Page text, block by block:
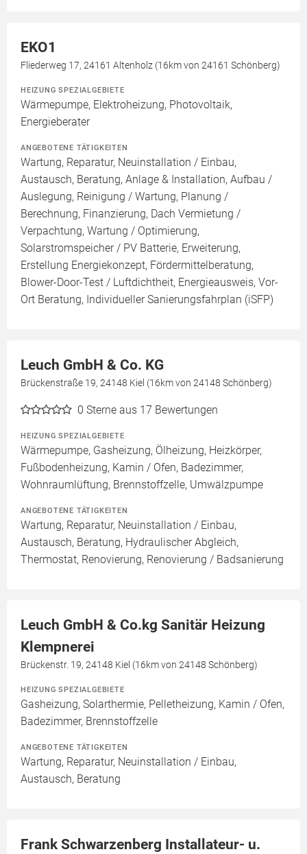
EKO1
Fliederweg 17, 24161 Altenholz (16km von 24161 Schönberg)
HEIZUNG SPEZIALGEBIETE
Wärmepumpe, Elektroheizung, Photovoltaik,
Energieberater
ANGEBOTENE TÄTIGKEITEN
Wartung, Reparatur, Neuinstallation / Einbau,
Austausch, Beratung, Anlage & Installation, Aufbau /
Auslegung, Reinigung / Wartung, Planung /
Berechnung, Finanzierung, Dach Vermietung /
Verpachtung, Wartung / Optimierung,
Solarstromspeicher / PV Batterie, Erweiterung,
Erstellung Energiekonzept, Fördermittelberatung,
Blower-Door-Test / Luftdichtheit, Energieausweis, Vor-
Ort Beratung, Individueller Sanierungsfahrplan (iSFP)
Leuch GmbH & Co. KG
Brückenstraße 19, 24148 Kiel (16km von 24148 Schönberg)
0 Sterne aus 17 Bewertungen
HEIZUNG SPEZIALGEBIETE
Wärmepumpe, Gasheizung, Ölheizung, Heizkörper,
Fußbodenheizung, Kamin / Ofen, Badezimmer,
Wohnraumlüftung, Brennstoffzelle, Umwälzpumpe
ANGEBOTENE TÄTIGKEITEN
Wartung, Reparatur, Neuinstallation / Einbau,
Austausch, Beratung, Hydraulischer Abgleich,
Thermostat, Renovierung, Renovierung / Badsanierung
Leuch GmbH & Co.kg Sanitär Heizung
Klempnerei
Brückenstr. 19, 24148 Kiel (16km von 24148 Schönberg)
HEIZUNG SPEZIALGEBIETE
Gasheizung, Solarthermie, Pelletheizung, Kamin / Ofen,
Badezimmer, Brennstoffzelle
ANGEBOTENE TÄTIGKEITEN
Wartung, Reparatur, Neuinstallation / Einbau,
Austausch, Beratung
Frank Schwarzenberg Installateur- u.